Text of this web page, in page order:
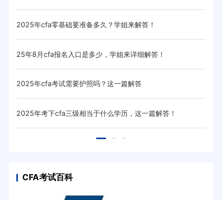
2025年cfa零基础要准备多久？学姐来解答！
25年8月cfa报名入口是多少，学姐来详细解答！
2025年cfa考试需要护照吗？这一篇解答
2025年考下cfa三级相当于什么学历，这一篇解答！
CFA考试百科